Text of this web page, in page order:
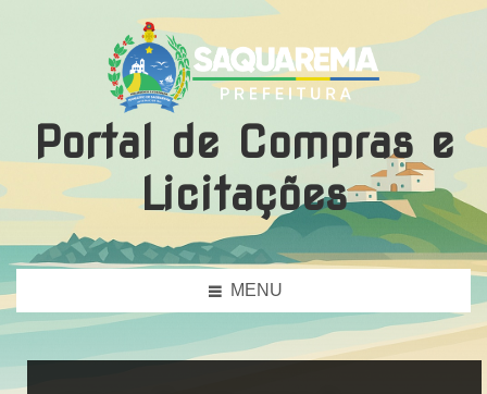
Portal de Compras e
Licitações
MENU